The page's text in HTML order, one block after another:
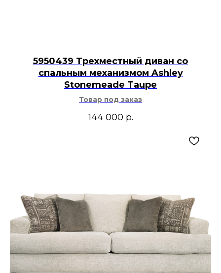
5950439 Трехместный диван со
спальным механизмом Ashley
Stonemeade Taupe
Товар под заказ
144 000 р.